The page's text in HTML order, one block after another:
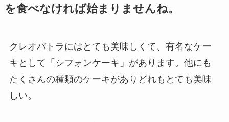
を食べなければ始まりませんね。
クレオパトラにはとても美味しくて、有名なケー
キとして「シフォンケーキ」があります。他にも
たくさんの種類のケーキがありどれもとても美味
しい。